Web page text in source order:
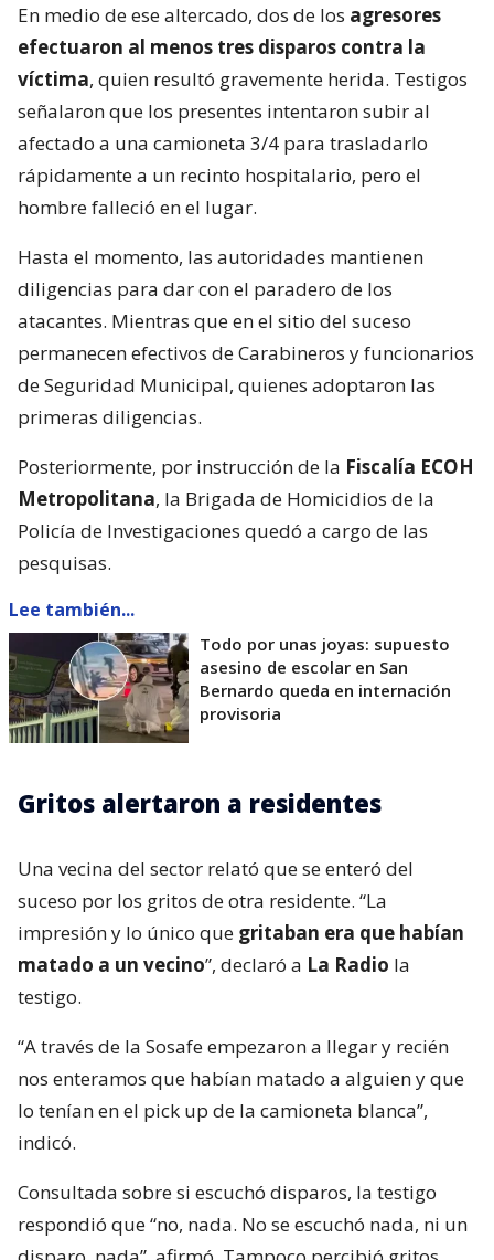
En medio de ese altercado, dos de los agresores
efectuaron al menos tres disparos contra la
víctima, quien resultó gravemente herida. Testigos
señalaron que los presentes intentaron subir al
afectado a una camioneta 3/4 para trasladarlo
rápidamente a un recinto hospitalario, pero el
hombre falleció en el lugar.
Hasta el momento, las autoridades mantienen
diligencias para dar con el paradero de los
atacantes. Mientras que en el sitio del suceso
permanecen efectivos de Carabineros y funcionarios
de Seguridad Municipal, quienes adoptaron las
primeras diligencias.
Posteriormente, por instrucción de la Fiscalía ECOH
Metropolitana, la Brigada de Homicidios de la
Policía de Investigaciones quedó a cargo de las
pesquisas.
Lee también...
Todo por unas joyas: supuesto
asesino de escolar en San
Bernardo queda en internación
provisoria
Gritos alertaron a residentes
Una vecina del sector relató que se enteró del
suceso por los gritos de otra residente. “La
impresión y lo único que gritaban era que habían
matado a un vecino”, declaró a La Radio la
testigo.
“A través de la Sosafe empezaron a llegar y recién
nos enteramos que habían matado a alguien y que
lo tenían en el pick up de la camioneta blanca”,
indicó.
Consultada sobre si escuchó disparos, la testigo
respondió que “no, nada. No se escuchó nada, ni un